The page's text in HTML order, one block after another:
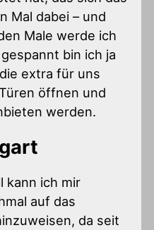
Mal dabei – und
Male werde ich
bin ich ja
extra für uns
öffnen und
werden.
kann ich mir
auf das
da seit